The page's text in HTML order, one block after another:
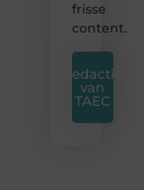
frisse
content.
Redactie
van
TAEC